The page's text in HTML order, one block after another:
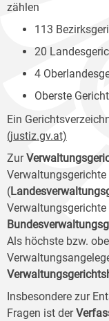
zählen
113
20
4
Oberste
Ein
(justiz.gv.at)
Zur
(
Als höchste bzw.
Insbesondere zur
Fragen ist der